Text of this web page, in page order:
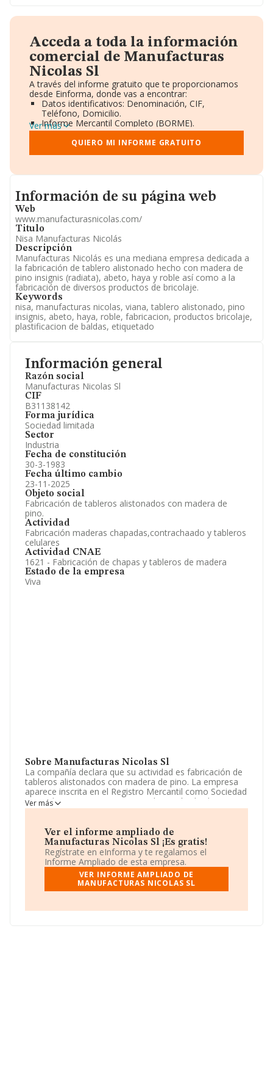
Información general
Razón social
Manufacturas Nicolas Sl
CIF
B31138142
Forma jurídica
Sociedad limitada
Sector
Industria
Fecha de constitución
30-3-1983
Fecha último cambio
23-11-2025
Objeto social
Fabricación de tableros alistonados con madera de
pino.
Actividad
Fabricación maderas chapadas,contrachaado y tableros
celulares
Actividad CNAE
1621 - Fabricación de chapas y tableros de madera
Estado de la empresa
Viva
Sobre Manufacturas Nicolas Sl
La compañía declara que su actividad es fabricación de
tableros alistonados con madera de pino. La empresa
aparece inscrita en el Registro Mercantil como Sociedad
Limitada. Tiene CNAE: 1621 - 'Fabricación de chapas y
tableros de madera'. La compañía es importadora y
Ha tenido el mismo número de empleados y teniendo
en cuenta la información disponible en INFORMA, ha
dispuesto de un número de empleados por encima de la
media de sector.
Respecto a la posición de la empresa según los niveles
facilita la siguiente información: en 2024, la compañía
Ver más
Ver el informe ampliado de
Manufacturas Nicolas Sl ¡Es gratis!
Regístrate en eInforma y te regalamos el
Informe Ampliado de esta empresa.
VER INFORME AMPLIADO DE
MANUFACTURAS NICOLAS SL
Acceda a toda la información
comercial de Manufacturas
Nicolas Sl
A través del informe gratuito que te proporcionamos
desde Einforma, donde vas a encontrar:
Datos identificativos: Denominación, CIF,
Teléfono, Domicilio.
Informe Mercantil Completo (BORME).
Gráficos de Evolución Ventas y Empleados.
Consejo de Administración y Administradores.
Directivos y Ejecutivos.
Información oficial y registral complementaria.
Ver más
QUIERO MI INFORME GRATUITO
Informacion de su página web
Información de su página web
Web
www.manufacturasnicolas.com/
Titulo
Nisa Manufacturas Nicolás
Descripción
Manufacturas Nicolás es una mediana empresa dedicada a
la fabricación de tablero alistonado hecho con madera de
pino insignis (radiata), abeto, haya y roble así como a la
fabricación de diversos productos de bricolaje.
Keywords
nisa, manufacturas nicolas, viana, tablero alistonado, pino
insignis, abeto, haya, roble, fabricacion, productos bricolaje,
plastificacion de baldas, etiquetado